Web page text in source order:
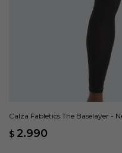
Calza Fabletics The Baselayer -
$ 2.990